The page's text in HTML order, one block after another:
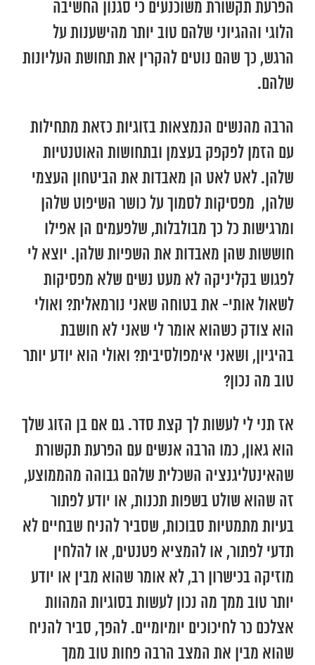
הפרעת תקשורת משוכנעים כי סגנון החשיבה
הלוגי וההגיוני שלהם טוב יותר מהישענות על
הרגש, כך שהם נוטים להקרין את תחושת העליונות
שלהם.
הרבה מהנשים הנמצאות בזוגיות כזאת מתחילות
עם הזמן לפקפק בעצמן ובתחושות האוטנטיות
שלהן. לאט לאט הן מאבדות את הביטחון העצמי
שלהן, מפסיקות לסמוך על כושר השיפוט שלהן
ומרגישות כל כך מבולבלות, שלפעמים הן אפילו
חוששות שהן מאבדות את השפיות שלהן. יוצא לי
לפגוש בקליניקה לא מעט נשים שלא מפסיקות
לשאול אותי- את בטוחה שאני נורמאלית? ואולי
הוא צודק כשהוא אומר לי שאני לא חושבת
בהיגיון, ושאני אימפולסיבית? ואולי הוא יודע יותר
טוב מה נכון?
אז תני לי לעשות לך קצת סדר. גם אם בן הזוג שלך
הוא גאון, כמו הרבה אנשים עם הפרעת תקשורת
שהאינטליגנציה השכלית שלהם גבוהה מהממוצע,
זה שהוא שולט בשפות תכנות, או יודע לפתור
בעיות מתמטיות סבוכות, שסביר להניח שבחיים לא
תדעי לפתור, או להמציא פטנטים, או להלחין
מוזיקה בכישרון רב, לא אומר שהוא מבין או יודע
יותר טוב ממך מה נכון לעשות בסוגיות המהוות
אצלכם כר לחיכוכים יומיומיים. להפך, סביר להניח
שהוא מבין את המצב הרבה פחות טוב ממך